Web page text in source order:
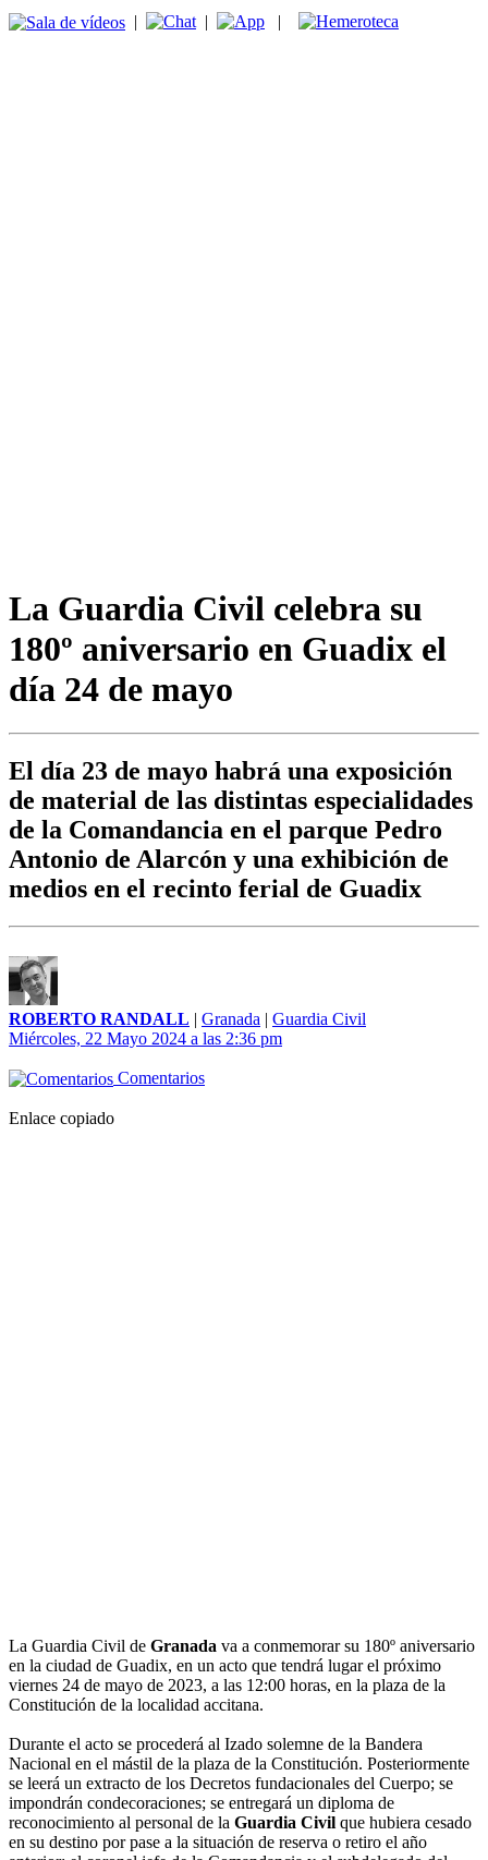
| | |
La Guardia Civil celebra su
180º aniversario en Guadix el
día 24 de mayo
El día 23 de mayo habrá una exposición
de material de las distintas especialidades
de la Comandancia en el parque Pedro
Antonio de Alarcón y una exhibición de
medios en el recinto ferial de Guadix
ROBERTO RANDALL | Granada | Guardia Civil
Miércoles, 22 Mayo 2024 a las 2:36 pm
Comentarios
Enlace copiado
La Guardia Civil de Granada va a conmemorar su 180º aniversario
en la ciudad de Guadix, en un acto que tendrá lugar el próximo
viernes 24 de mayo de 2023, a las 12:00 horas, en la plaza de la
Constitución de la localidad accitana.
Durante el acto se procederá al Izado solemne de la Bandera
Nacional en el mástil de la plaza de la Constitución. Posteriormente
se leerá un extracto de los Decretos fundacionales del Cuerpo; se
impondrán condecoraciones; se entregará un diploma de
reconocimiento al personal de la Guardia Civil que hubiera cesado
en su destino por pase a la situación de reserva o retiro el año